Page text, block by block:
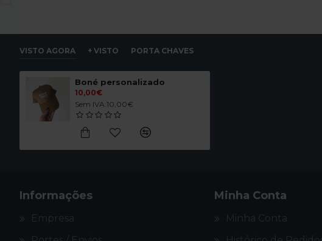
Nota:Código HTML não é permitido!
Mau
Captcha
Selecione
VISTO AGORA + VISTO PORTA CHAVES
Boné personalizado
10,00€
Sem IVA:10,00€
Informações
Empresa
Minha Conta
Minha Conta